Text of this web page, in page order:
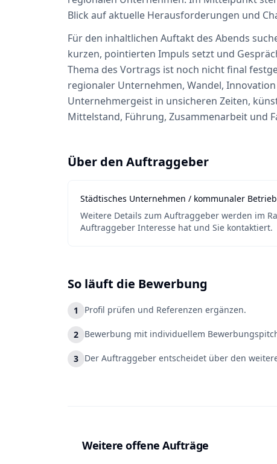
Blick auf aktuelle Herausforderungen und
Für den inhaltlichen Auftakt des Abends
kurzen, pointierten Impuls setzt und
Thema des Vortrags ist noch nicht final
regionaler Unternehmen, Wandel,
Unternehmergeist in unsicheren Zeiten,
Mittelstand, Führung, Zusammenarbeit und
Über den Auftraggeber
Städtisches Unternehmen / kommunaler Betrieb
Weitere Details zum Auftraggeber werden im
Auftraggeber Interesse hat und Sie kontaktiert.
So läuft die Bewerbung
1 Profil prüfen und Referenzen ergänzen.
2 Bewerbung mit individuellem
3 Der Auftraggeber entscheidet über den
Weitere offene Aufträge